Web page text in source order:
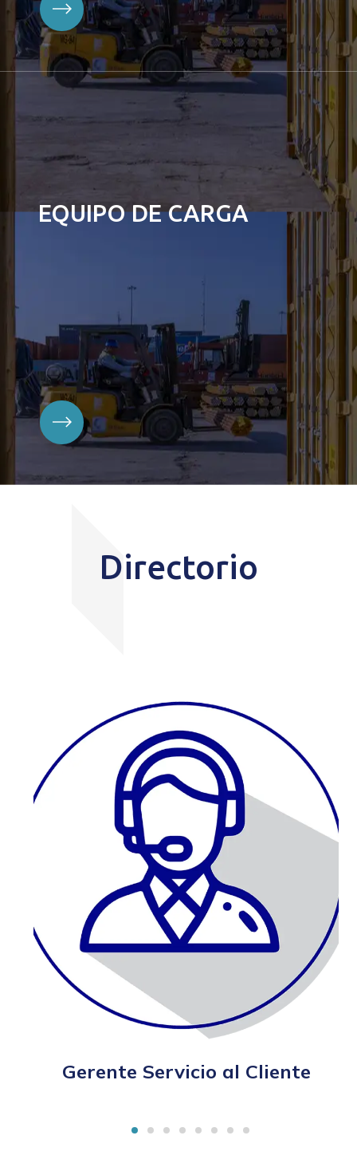
EQUIPO DE CARGA
Directorio
Gerente Servicio al Cliente